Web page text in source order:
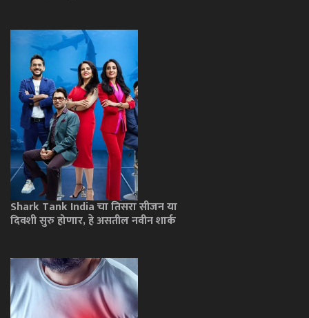
Shark Tank India चा तिसरा सीजन या
दिवशी सुरु होणार, हे असतील नवीन शार्क